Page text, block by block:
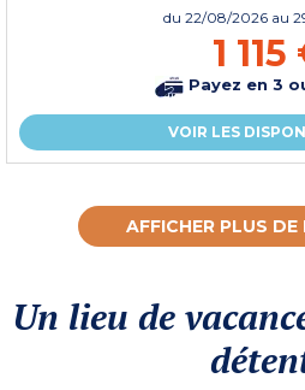
du 22/08/2026 au
1
Payez en 3
VOIR LES
AFFICHER PLUS DE
Un lieu de